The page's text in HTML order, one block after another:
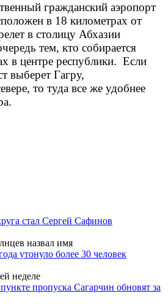
гражданский аэропорт
в 18 километрах от
в столицу Абхазии
тем, кто собирается
в центре республики. Если
выберет Гагру,
то туда все же удобнее
стал Сергей Сафинов
назвал имя
утонуло более 30 человек
неделе
пропуска Сагарчин обновят за